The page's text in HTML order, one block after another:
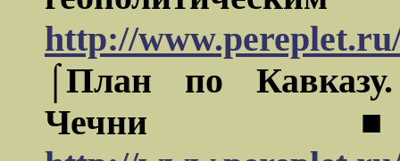
http://
⌠План по